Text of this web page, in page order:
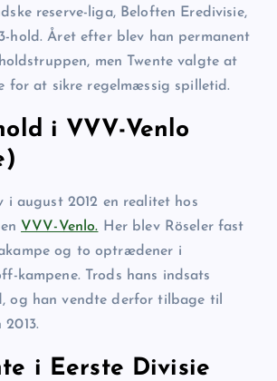
reserve-liga, Beloften Eredivisie,
hold. Året efter blev han permanent
men Twente valgte at
for at sikre regelmæssig spilletid.
i VVV-Venlo
i august 2012 en realitet hos
VVV-Venlo. Her blev Röseler fast
og to optrædener i
kampene. Trods hans indsats
og han vendte derfor tilbage til
2013.
i Eerste Divisie